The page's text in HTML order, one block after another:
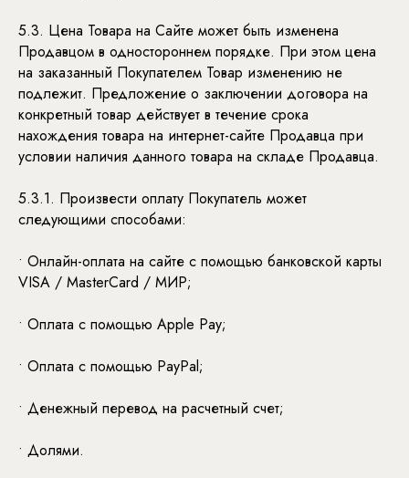
5.3. Цена Товара на Сайте может быть изменена
Продавцом в одностороннем порядке. При этом цена
на заказанный Покупателем Товар изменению не
подлежит. Предложение о заключении договора на
конкретный товар действует в течение срока
нахождения товара на интернет-сайте Продавца при
условии наличия данного товара на складе Продавца.
5.3.1. Произвести оплату Покупатель может
следующими способами:
• Онлайн-оплата на сайте с помощью банковской карты
VISA / MasterCard / МИР;
• Оплата с помощью Apple Pay;
• Оплата с помощью PayPal;
• Денежный перевод на расчетный счет;
• Долями.